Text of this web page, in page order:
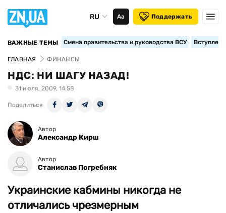
RU Аа Поддержать
ВАЖНЫЕ ТЕМЫ Смена правительства и руководства ВСУ
ГЛАВНАЯ ФИНАНСЫ
НДС: НИ ШАГУ НАЗАД!
31 июля, 2009, 14:58
Поделиться
Автор
Александр Кирш
Автор
Станислав Погребняк
Украинские кабмины никогда не
отличались чрезмерным